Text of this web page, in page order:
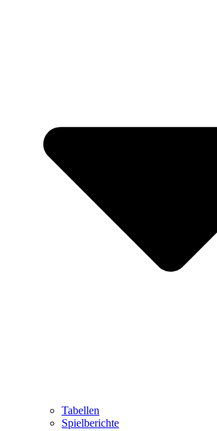
Tabellen
Spielberichte